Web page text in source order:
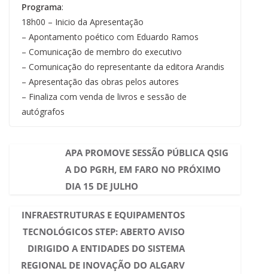
Programa:
18h00 – Inicio da Apresentação
– Apontamento poético com Eduardo Ramos
– Comunicação de membro do executivo
– Comunicação do representante da editora Arandis
– Apresentação das obras pelos autores
– Finaliza com venda de livros e sessão de
autógrafos
APA PROMOVE SESSÃO PÚBLICA QSIG
A DO PGRH, EM FARO NO PRÓXIMO
DIA 15 DE JULHO
INFRAESTRUTURAS E EQUIPAMENTOS
TECNOLÓGICOS STEP: ABERTO AVISO
DIRIGIDO A ENTIDADES DO SISTEMA
REGIONAL DE INOVAÇÃO DO ALGARV